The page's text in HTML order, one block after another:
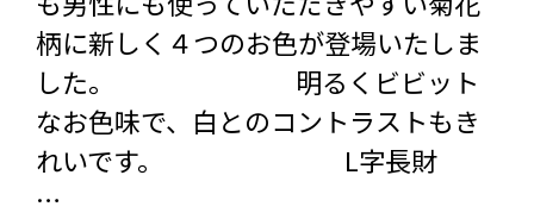
柄に新しく４つのお色が登場いたしま
した。 明るくビビット
なお色味で、白とのコントラストもき
れいです。 L字長財
…